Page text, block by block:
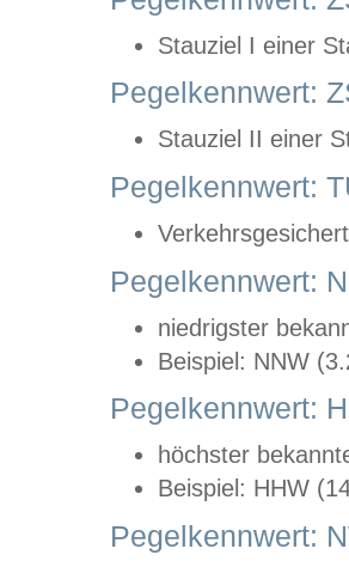
Stauziel I einer
Pegelkennwert:
Stauziel II einer
Pegelkennwert:
Pegelkennwert:
niedrigster
Beispiel: NNW
Pegelkennwert:
höchster
Beispiel: HHW
Pegelkennwert: